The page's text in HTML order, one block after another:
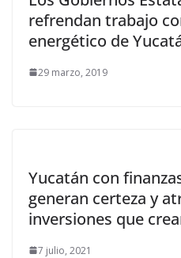
refrendan trabajo
energético de
29 marzo, 2019
Yucatán con
generan certeza y
inversiones que
7 julio, 2021